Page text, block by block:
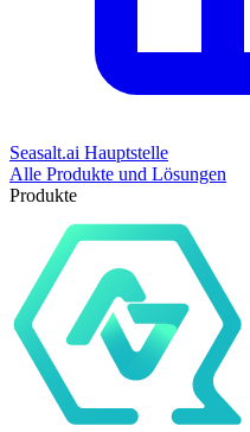
Seasalt.ai Hauptstelle
Alle Produkte und Lösungen
Produkte